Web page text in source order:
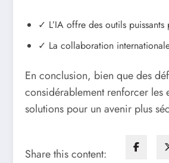
✓ L’IA offre des outils
✓ La collaboration
En conclusion, bien que des
considérablement renforcer les
solutions pour un avenir plus
Share this content: